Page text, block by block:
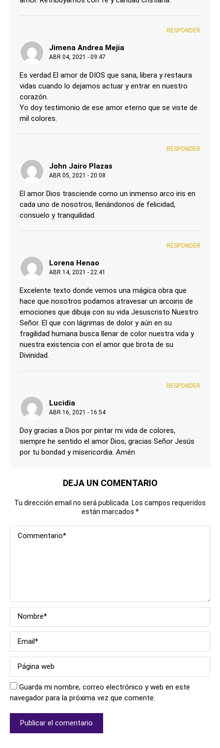
Jimena Andrea Mejia
ABR 04, 2021 - 09:47
Es verdad El amor de DIOS que sana, libera y restaura
vidas cuando lo dejamos actuar y entrar en nuestro
corazón.
Yo doy testimonio de ese amor eterno que se viste de
mil colores.
RESPONDER
John Jairo Plazas
ABR 05, 2021 - 20:08
El amor Dios trasciende como un inmenso arco iris en
cada uno de nosotros, llenándonos de felicidad,
consuelo y tranquilidad.
RESPONDER
Lorena Henao
ABR 14, 2021 - 22:41
Excelente texto donde vemos una mágica obra que
hace que nosotros podamos atravesar un arcoiris de
emociones que dibuja con su vida Jesuscristo Nuestro
Señor. El que con lágrimas de dolor y aún en su
fragilidad humana busca llenar de color nuestra vida y
nuestra existencia con el amor que brota de su
Divinidad.
RESPONDER
Lucidia
ABR 16, 2021 - 16:54
Doy gracias a Dios por pintar mi vida de colores,
siempre he sentido el amor Dios, gracias Señor Jesús
por tu bondad y misericordia. Amén
RESPONDER
DEJA UN COMENTARIO
Tu dirección email no será publicada. Los campos requeridos
están marcados *
Guarda mi nombre, correo electrónico y web en este
navegador para la próxima vez que comente.